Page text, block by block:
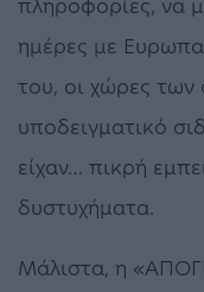
πληροφορίες, να
ημέρες με
του, οι χώρες των
υποδειγματικό
είχαν… πικρή
δυστυχήματα.
Μάλιστα, η